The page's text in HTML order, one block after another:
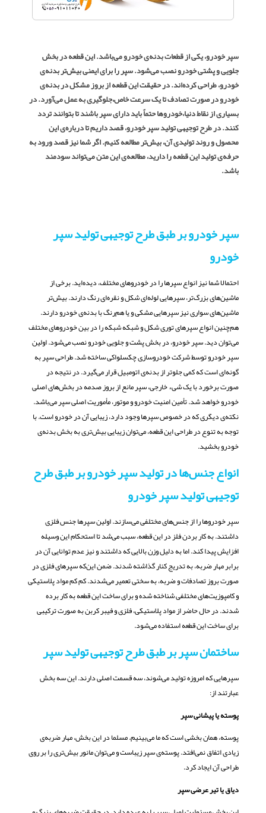
سپر خودرو، یکی از قطعات بدنه‌ی خودرو می‌باشد. این قطعه در بخش
جلویی و پشتی خودرو نصب می‌شود. سپر را برای ایمنی بیش‌تر بدنه‌ی
خودرو، طراحی کرده‌اند. در حقیقت این قطعه از بروز مشکل در بدنه‌ی
خودرو در صورت تصادف تا یک سرعت خاص،‌جلوگیری به عمل می‌آورد. در
بسیاری از نقاط دنیا،‌خودروها حتماً باید دارای سپر باشند تا بتوانند تردد
کنند. در طرح توجیهی تولید سپر خودرو، قصد داریم تا درباره‌ی این
محصول و روند تولیدی آن، بیش‌تر مطالعه کنیم. اگر شما نیز قصد ورود به
حرفه‌ی تولید این قطعه را دارید، مطالعه‌ی این متن می‌تواند سودمند
باشد.
سپر خودرو بر طبق طرح توجیهی تولید سپر
خودرو
احتمالا شما نیز انواع سپرها را در خودروهای مختلف، دیده‌اید. برخی از
ماشین‌های بزرگ‌تر، سپرهایی لوله‌ای شکل و نقره‌ای رنگ دارند. بیش‌تر
ماشین‌های سواری نیز سپرهایی مشکی و یا هم‌رنگ با بدنه‌ی خودرو دارند.
هم‌چنین انواع سپرهای توری شکل و شبکه شبکه را در بین خودروهای مختلف
می‌توان دید. سپر خودرو، در بخش پشت و جلویی خودرو نصب می‌شود. اولین
سپر خودرو توسط شرکت خودروسازی چکسلواکی ساخته شد. طراحی سپر به
گونه‌ای است که کمی جلوتر از بدنه‌ی اتومبیل قرار می‌گیرد. در نتیجه در
صورت برخورد با یک شیء خارجی، سپر مانع از بروز صدمه در بخش‌های اصلی
خودرو خواهد شد. تأمین امنیت خودرو و موتور، مأموریت اصلی سپر می‌باشد.
نکته‌ی دیگری که در خصوص سپرها وجود دارد، زیبایی آن در خودرو است. با
توجه به تنوع در طراحی این قطعه، می‌توان زیبایی بیش‌تری به بخش بدنه‌ی
خودرو بخشید.
انواع جنس‌ها در تولید سپر خودرو بر طبق طرح
توجیهی تولید سپر خودرو
سپر خودروها را از جنس‌های مختلفی می‌سازند. اولین سپرها جنس فلزی
داشتند. به کار بردن فلز در این قطعه، سبب می‌شد تا استحکام این وسیله
افزایش پیدا کند. اما به دلیل وزن بالایی که داشتند و نیز عدم توانایی آن در
برابر مهار ضربه، به تدریج کنار گذاشته شدند. ضمن این‌که سپرهای فلزی در
صورت بروز تصادفات و ضربه، به سختی تعمیر می‌شدند. کم کم مواد پلاستیکی
و کامپوزیت‌های مختلفی شناخته شده و برای ساخت این قطعه به کار برده
شدند. در حال حاضر از مواد پلاستیکی، فلزی و فیبر کربن به صورت ترکیبی
برای ساخت این قطعه استفاده می‌شود.
ساختمان سپر بر طبق طرح توجیهی تولید سپر
سپرهایی که امروزه تولید می‌شوند، سه قسمت اصلی دارند. این سه بخش
عبارتند از:
پوسته یا پیشانی سپر
پوسته، همان بخشی است که ما می‌بینیم. مسلما در این بخش، مهار ضربه‌ی
زیادی اتفاق نمی‌افتد. پوسته‌ی سپر زیباست و می‌توان مانور بیش‌تری را بر روی
طراحی آن ایجاد کرد.
دیاق یا تیر عرضی سپر